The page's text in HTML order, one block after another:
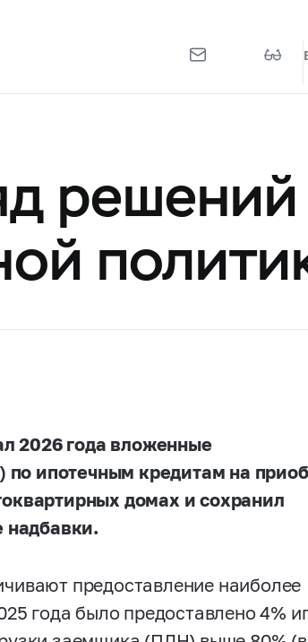
решений
2026 года вложенные
ипотечным кредитам на
домах и сохранил
предоставление наиболее
года было предоставлено 4%